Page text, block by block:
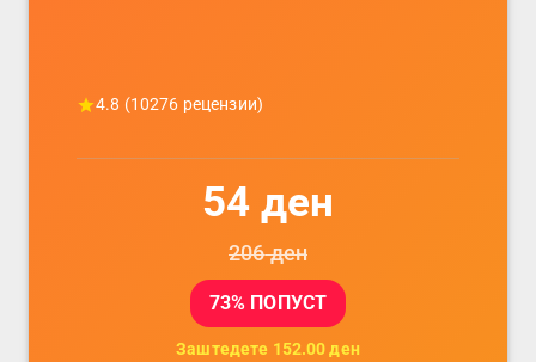
4.8 (10276 рецензии)
54 ден
206ден
73% ПОПУСТ
Заштедете 152.00 ден